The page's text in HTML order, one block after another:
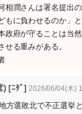
潤さんは署名提出
に負わせるのか」
府が守ることは当
せる重みがある。
) [ﾆﾀﾞ] 2026/06/04(木)
方選敗北で不正選挙